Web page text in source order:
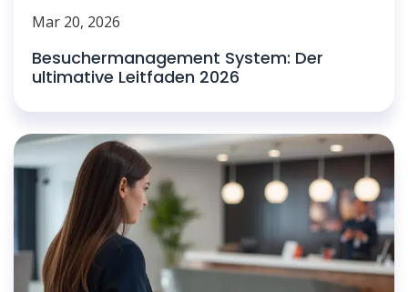
Mar 20, 2026
Besuchermanagement System: Der
ultimative Leitfaden 2026